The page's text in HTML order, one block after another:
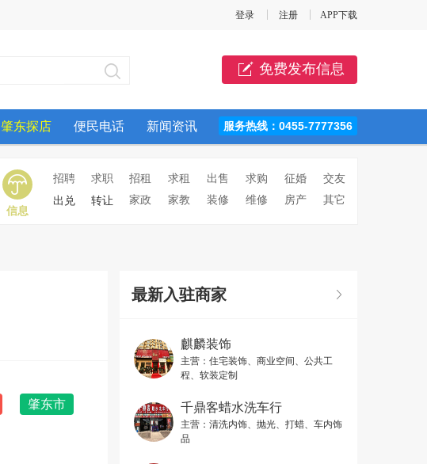
登录 注册 APP下载
免费发布信息
肇东探店 便民电话 新闻资讯 服务热线：0455-7777356
招聘 求职 招租 求租 出售 求购 征婚
交友
出兑
转让 家政 家教 装修 维修 房产 其它
信息
肇东市
最新入驻商家
麒麟装饰
主营： 住宅装饰、商业空间、公共工
程、软装定制
千鼎客蜡水洗车行
主营： 清洗内饰、抛光、打蜡、车内饰
品